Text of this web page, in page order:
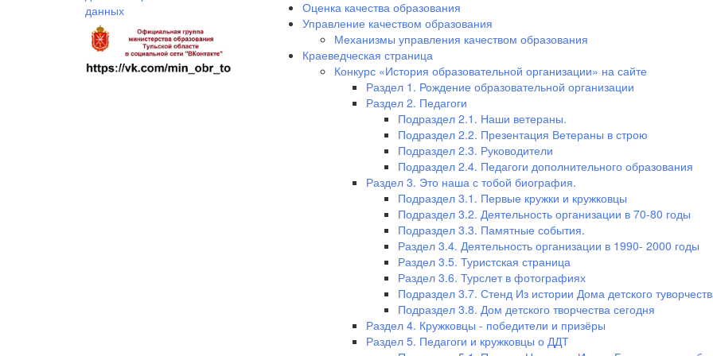
данных
Оценка качества образования
Управление качеством образования
Механизмы управления качеством образования
Краеведческая страница
Конкурс «История образовательной организации» на сайте
Раздел 1. Рождение образовательной организации
Раздел 2. Педагоги
Подраздел 2.1. Наши ветераны.
Подраздел 2.2. Презентация Ветераны в строю
Подраздел 2.3. Руководители
Подраздел 2.4. Педагоги дополнительного образования
Раздел 3. Это наша с тобой биография.
Подраздел 3.1. Первые кружки и кружковцы
Подраздел 3.2. Деятельность организации в 70-80 годы
Подраздел 3.3. Памятные события.
Раздел 3.4. Деятельность организации в 1990- 2000 годы
Раздел 3.5. Туристская страница
Раздел 3.6. Турслет в фотографиях
Подраздел 3.7. Стенд Из истории Дома детского
Подраздел 3.8. Дом детского творчества сегодня
Раздел 4. Кружковцы - победители и призёры
Раздел 5. Педагоги и кружковцы о ДДТ